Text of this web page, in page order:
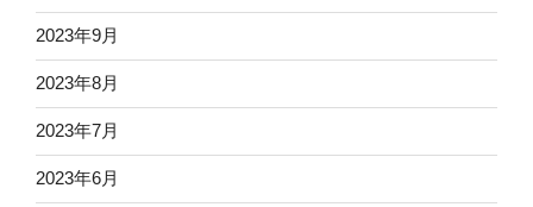
2023年9月
2023年8月
2023年7月
2023年6月